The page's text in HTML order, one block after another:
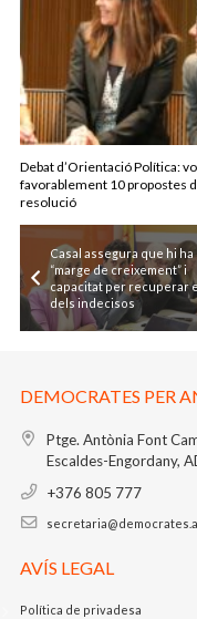
Debat d’Orientació Política:
favorablement 10 propostes
resolució
Casal assegura que hi ha
“marge de creixement” i
capacitat per recuperar
dels indecisos
DEMOCRATES PER
Ptge. Antònia Font
Escaldes-Engordany,
+376 805 777
AVÍS LEGAL
Política de privadesa